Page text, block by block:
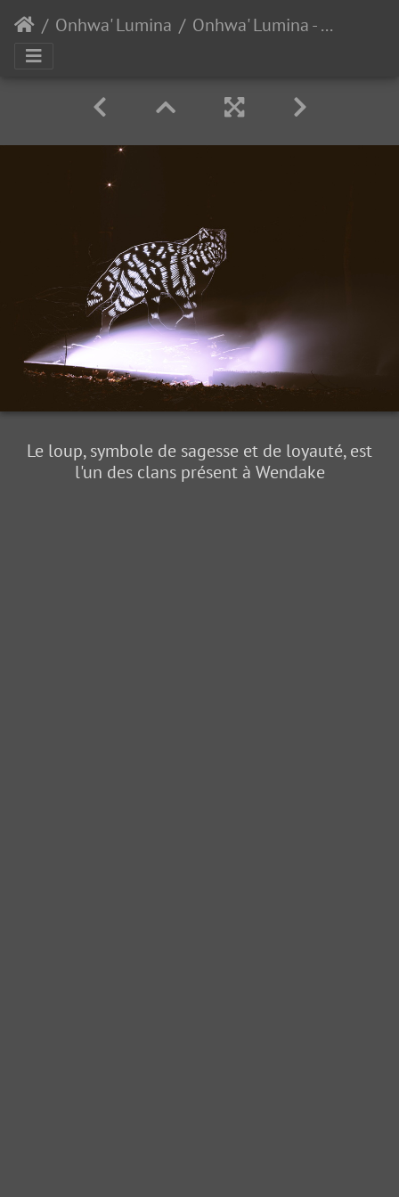
Onhwa' Lumina Onhwa' Lumina - Zone maison longue
Le loup, symbole de sagesse et de loyauté, est
l'un des clans présent à Wendake